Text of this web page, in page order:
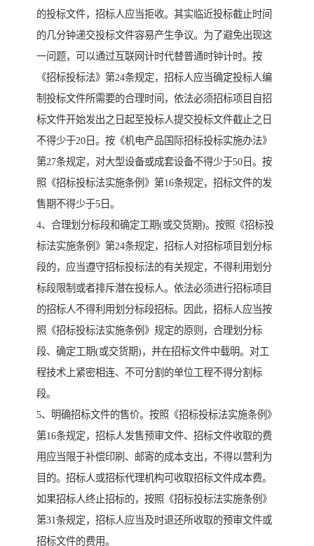
的投标文件，招标人应当拒收。其实临近投标截止时间
的几分钟递交投标文件容易产生争议。为了避免出现这
一问题，可以通过互联网计时代替普通时钟计时。按
《招标投标法》第24条规定，招标人应当确定投标人编
制投标文件所需要的合理时间，依法必须招标项目自招
标文件开始发出之日起至投标人提交投标文件截止之日
不得少于20日。按《机电产品国际招标投标实施办法》
第27条规定，对大型设备或成套设备不得少于50日。按
照《招标投标法实施条例》第16条规定，招标文件的发
售期不得少于5日。
4、合理划分标段和确定工期(或交货期)。按照《招标投
标法实施条例》第24条规定，招标人对招标项目划分标
段的，应当遵守招标投标法的有关规定，不得利用划分
标段限制或者排斥潜在投标人。依法必须进行招标项目
的招标人不得利用划分标段招标。因此，招标人应当按
照《招标投标法实施条例》规定的原则，合理划分标
段、确定工期(或交货期)，并在招标文件中载明。对工
程技术上紧密相连、不可分割的单位工程不得分割标
段。
5、明确招标文件的售价。按照《招标投标法实施条例》
第16条规定，招标人发售预审文件、招标文件收取的费
用应当限于补偿印刷、邮寄的成本支出，不得以营利为
目的。招标人或招标代理机构可收取招标文件成本费。
如果招标人终止招标的，按照《招标投标法实施条例》
第31条规定，招标人应当及时退还所收取的预审文件或
招标文件的费用。